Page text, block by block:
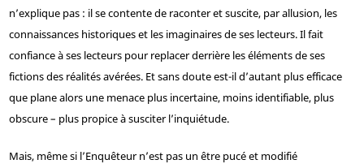
n’explique pas : il se contente de raconter et suscite, par allusion, les
connaissances historiques et les imaginaires de ses lecteurs. Il fait
confiance à ses lecteurs pour replacer derrière les éléments de ses
fictions des réalités avérées. Et sans doute est-il d’autant plus efficace
que plane alors une menace plus incertaine, moins identifiable, plus
obscure – plus propice à susciter l’inquiétude.
Mais, même si l’Enquêteur n’est pas un être pucé et modifié